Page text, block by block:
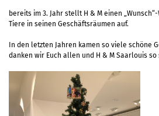
bereits im 3. Jahr stellt H & M einen
Tiere in seinen Geschäftsräumen auf.
In den letzten Jahren kamen so viele schöne
danken wir Euch allen und H & M Saarlouis so